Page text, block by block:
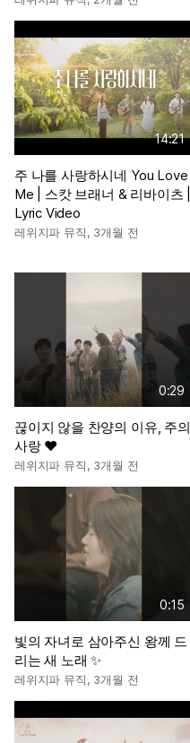
14:21
주 나를 사랑하시네 You Love
Me | 스캇 브래너 & 리바이츠 |
Lyric Video
레위지파 뮤직, 3개월 전
0:29
끊이지 않을 찬양의 이유, 주의
사랑 ❤️
레위지파 뮤직, 3개월 전
0:15
빛의 자녀로 삼아주신 왕께 드
리는 새 노래 ✨
레위지파 뮤직, 3개월 전